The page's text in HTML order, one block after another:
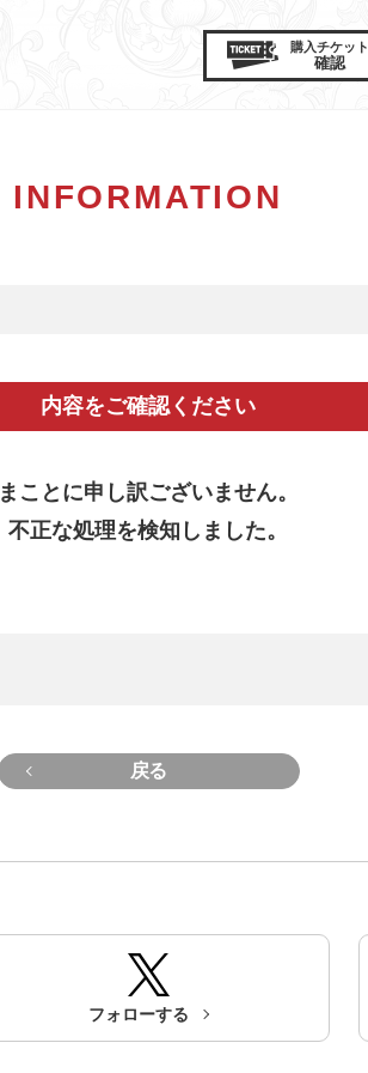
購入チケット
確認
INFORMATION
内容をご確認ください
まことに申し訳ございません。
不正な処理を検知しました。
戻る
フォローする